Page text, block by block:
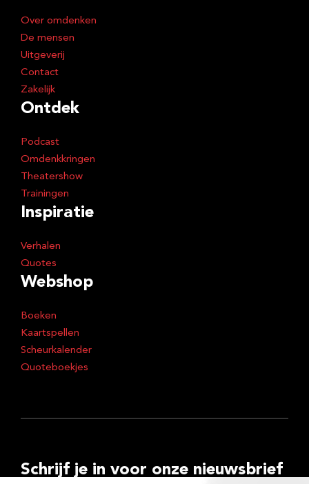
Over omdenken
De mensen
Uitgeverij
Contact
Zakelijk
Ontdek
Podcast
Omdenkkringen
Theatershow
Trainingen
Inspiratie
Verhalen
Quotes
Webshop
Boeken
Kaartspellen
Scheurkalender
Quoteboekjes
Schrijf je in voor onze nieuwsbrief